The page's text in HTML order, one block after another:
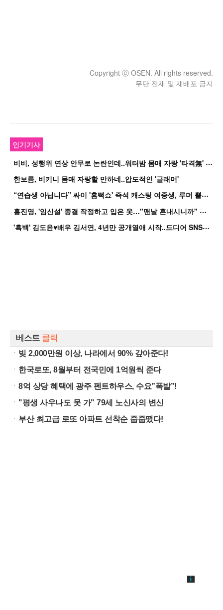
Copyright ⓒ OSEN. All rights reserved.
무단 전재 및 재배포 금지
인기기사
비
비, 성행위 연상 안무로 논란인데..워터밤 몸매 자랑 '타격無' 근황
한보름, 비키니 몸매 자랑할 만하네..압도적인 '글래머'
“
연습생 아닙니다” 싸이 '흠뻑쇼' 즉석 캐스팅 여중생, 루머 뿔났다[Oh!쎈 이...
홍
진영, '임신설' 종결 작정하고 입은 옷…"맨날 혼내시니까" 억울
'
흑백' 김도윤♥배우 김서연, 4년만 공개열애 시작..드디어 SNS에 노출 [핫피...